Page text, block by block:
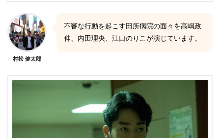
村松 健太郎
不審な行動を起こす田所病院の面々を高嶋政
伸、内田理央、江口のりこが演じています。